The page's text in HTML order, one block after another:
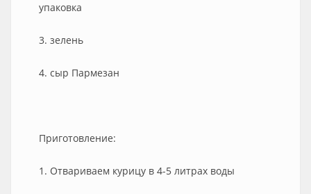
упаковка
3. зелень
4. сыр Пармезан
Приготовление:
1. Отвариваем курицу в 4-5 литрах воды